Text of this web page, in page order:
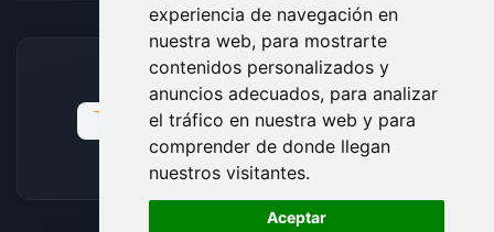
experiencia de navegación en
nuestra web, para mostrarte
contenidos personalizados y
anuncios adecuados, para analizar
el tráfico en nuestra web y para
comprender de donde llegan
nuestros visitantes.
Aceptar
MÉTODOS DE PAGO ACEPTADOS
🍪